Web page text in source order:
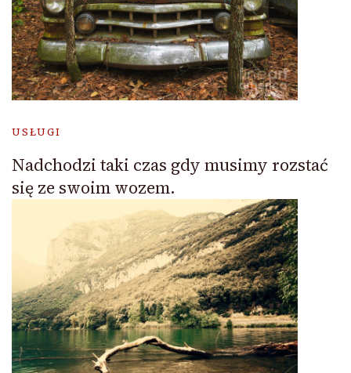
USŁUGI
Nadchodzi taki czas gdy musimy rozstać
się ze swoim wozem.